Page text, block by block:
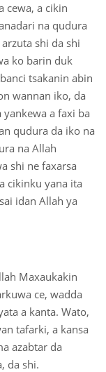
cewa, a cikin
na qudura
shi da shi
ko barin duk
tsakanin abin
wannan iko, da
a faxi ba
qudura da iko na
na Allah
shi ne faxarsa
cikinku yana ita
idan Allah ya
Maxaukakin
ce, wadda
a kanta. Wato,
tafarki, a kansa
azabtar da
da shi.